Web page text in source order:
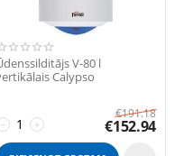
V-80 l
Calypso
+
−
€191.18
€152.94